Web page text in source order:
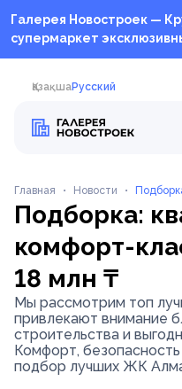
Галерея Новостроек —
супермаркет
ҚазақшаРусский
Главная • Новости •
от 18
Подборка:
комфорт-
18 млн ₸
Мы рассмотрим топ
привлекают внимание
строительства и
Комфорт, безопасность
подбор лучших ЖК